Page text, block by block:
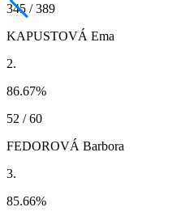
345 / 389
KAPUSTOVÁ Ema
2.
86.67%
52 / 60
FEDOROVÁ Barbora
3.
85.66%